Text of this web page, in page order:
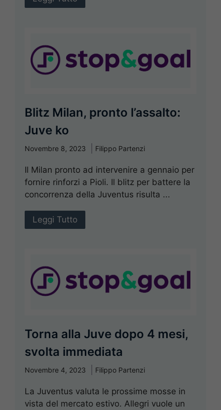
Blitz Milan, pronto l’assalto:
Juve ko
Novembre 8, 2023 Filippo Partenzi
Il Milan pronto ad intervenire a gennaio per
fornire rinforzi a Pioli. Il blitz per battere la
concorrenza della Juventus risulta ...
Leggi Tutto
Torna alla Juve dopo 4 mesi,
svolta immediata
Novembre 4, 2023 Filippo Partenzi
La Juventus valuta le prossime mosse in
vista del mercato estivo. Allegri vuole un